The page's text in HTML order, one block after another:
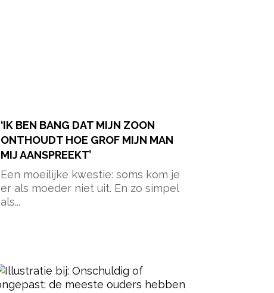
‘IK BEN BANG DAT MIJN ZOON
ONTHOUDT HOE GROF MIJN MAN
MIJ AANSPREEKT’
Een moeilijke kwestie: soms kom je
er als moeder niet uit. En zo simpel
als...